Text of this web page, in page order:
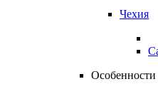
Чехия
Особенности